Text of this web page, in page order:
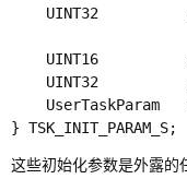
UINT32
UINT16
UINT32
UserTaskParam
这些初始化参数是外露的